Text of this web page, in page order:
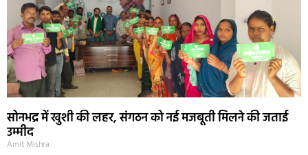
सोनभद्र में खुशी की लहर, संगठन को नई मजबूती मिलने की जताई
उम्मीद
Amit Mishra